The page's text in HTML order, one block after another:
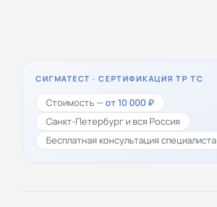
СИГМАТЕСТ · СЕРТИФИКАЦИЯ ТР ТС
Стоимость —от 10 000 ₽
Санкт-Петербург и вся Россия
Бесплатная консультация специалиста